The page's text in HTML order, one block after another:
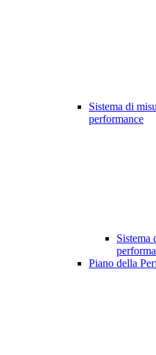
Sistema di
performance
Sistema
Piano della